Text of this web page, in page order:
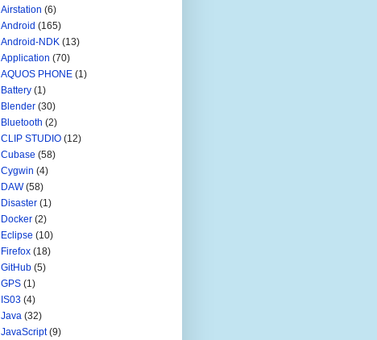
Airstation (6)
Android (165)
Android-NDK (13)
Application (70)
AQUOS PHONE (1)
Battery (1)
Blender (30)
Bluetooth (2)
CLIP STUDIO (12)
Cubase (58)
Cygwin (4)
DAW (58)
Disaster (1)
Docker (2)
Eclipse (10)
Firefox (18)
GitHub (5)
GPS (1)
IS03 (4)
Java (32)
JavaScript (9)